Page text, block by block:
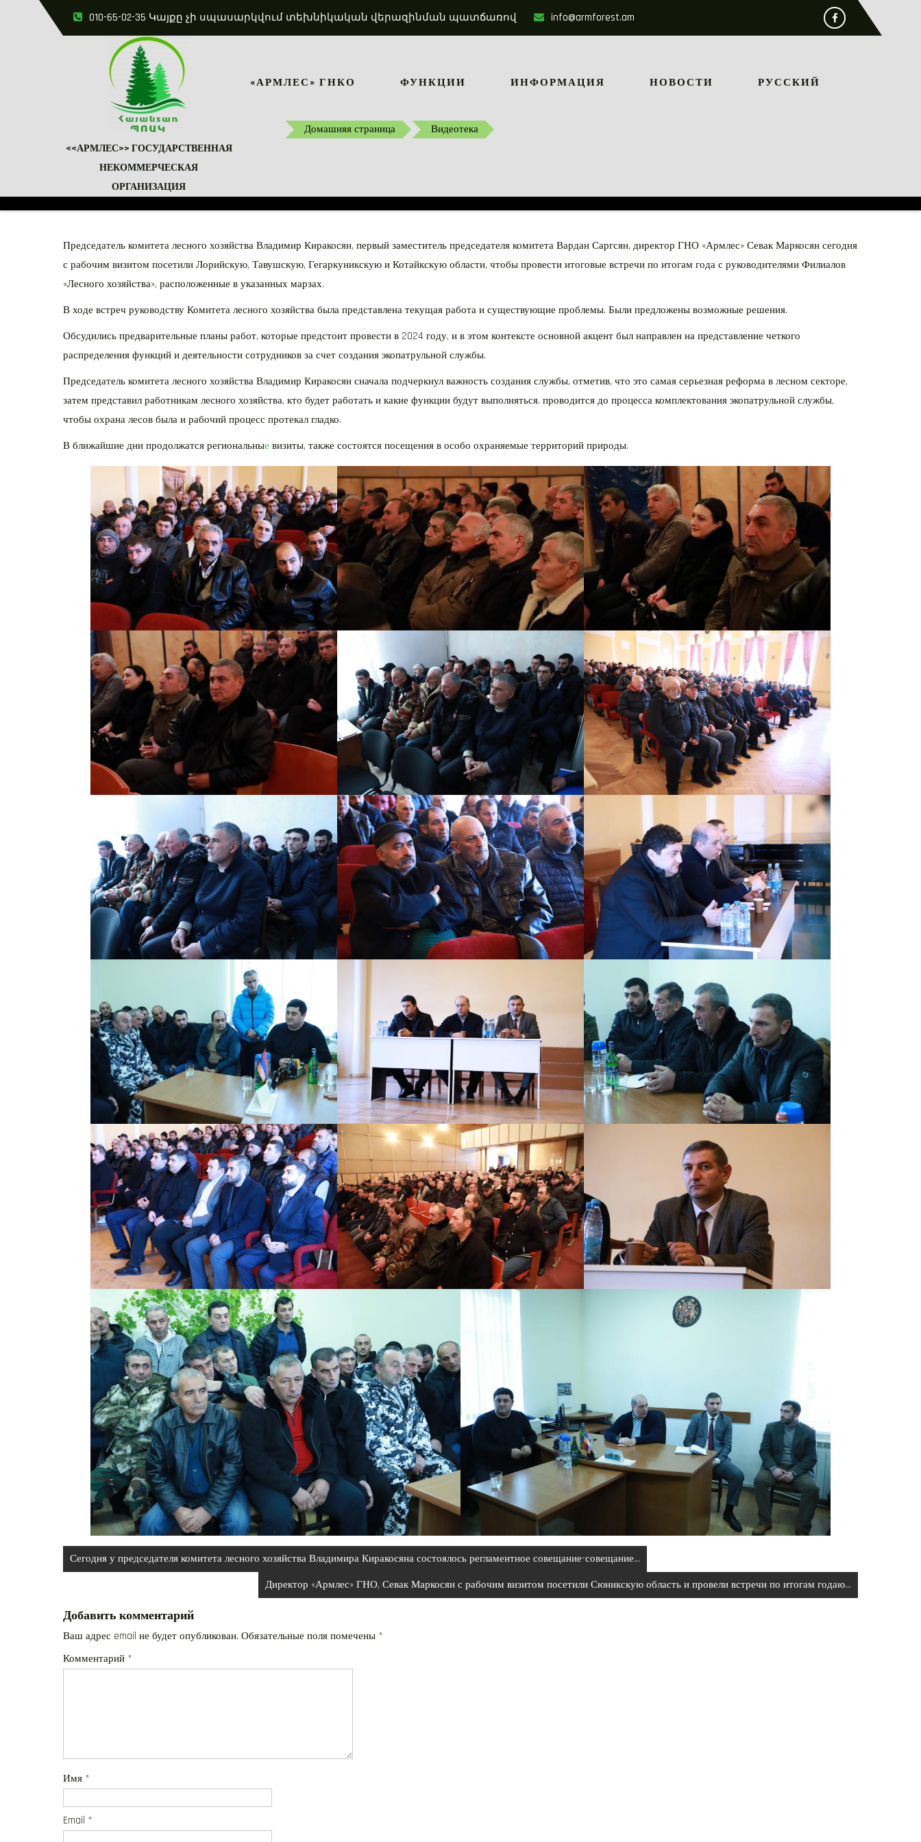
010-65-02-35 Կայքը չի սպասարկվում տեխնիկական վերազինման պատճառով info@armforest.am
<<АРМЛЕС>> ГОСУДАРСТВЕННАЯ
НЕКОММЕРЧЕСКАЯ
ОРГАНИЗАЦИЯ
«АРМЛЕС» ГНКО ФУНКЦИИ ИНФОРМАЦИЯ НОВОСТИ РУССКИЙ
Домашняя страница Видеотека
Председатель комитета лесного хозяйства Владимир Киракосян, первый заместитель председателя комитета Вардан Саргсян, директор ГНО «Армлес» Севак Маркосян сегодня
с рабочим визитом посетили Лорийскую, Тавушскую, Гегаркуникскую и Котайкскую области, чтобы провести итоговые встречи по итогам года с руководителями Филиалов
«Лесного хозяйства», расположенные в указанных марзах.
В ходе встреч руководству Комитета лесного хозяйства была представлена ​​текущая работа и существующие проблемы. Были предложены возможные решения.
Обсудились предварительные планы работ, которые предстоит провести в 2024 году, и в этом контексте основной акцент был направлен на представление четкого
распределения функций и деятельности сотрудников за счет создания экопатрульной службы.
Председатель комитета лесного хозяйства Владимир Киракосян сначала подчеркнул важность создания службы, отметив, что это самая серьезная реформа в лесном секторе,
затем представил работникам лесного хозяйства, кто будет работать и какие функции будут выполняться. проводится до процесса комплектования экопатрульной службы,
чтобы охрана лесов была и рабочий процесс протекал гладко.
В ближайшие дни продолжатся региональные визиты, также состоятся посещения в особо охраняемые территорий природы.
Навигация
по
Сегодня у председателя комитета лесного хозяйства Владимира Киракосяна состоялось регламентное совещание-совещание…
Директор «Армлес» ГНО, Севак Маркосян с рабочим визитом посетили Сюникскую область и провели встречи по итогам годаю…
Добавить комментарий
Ваш адрес email не будет опубликован. Обязательные поля помечены *
Комментарий *
Имя *
Email *